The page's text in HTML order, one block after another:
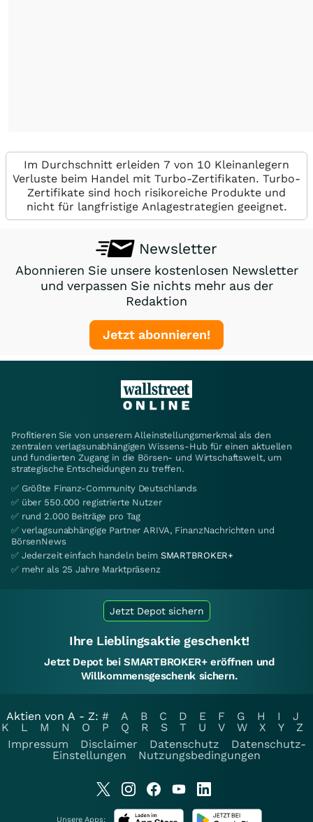
Im Durchschnitt erleiden 7 von 10 Kleinanlegern
Verluste beim Handel mit Turbo-Zertifikaten. Turbo-
Zertifikate sind hoch risikoreiche Produkte und
nicht für langfristige Anlagestrategien geeignet.
Newsletter
Abonnieren Sie unsere kostenlosen Newsletter
und verpassen Sie nichts mehr aus der
Redaktion
Jetzt abonnieren!
Profitieren Sie von unserem Alleinstellungsmerkmal als den
zentralen verlagsunabhängigen Wissens-Hub für einen aktuellen
und fundierten Zugang in die Börsen- und Wirtschaftswelt, um
strategische Entscheidungen zu treffen.
✅ Größte Finanz-Community Deutschlands
✅ über 550.000 registrierte Nutzer
✅ rund 2.000 Beiträge pro Tag
✅ verlagsunabhängige Partner ARIVA, FinanzNachrichten und
BörsenNews
✅ Jederzeit einfach handeln beim SMARTBROKER+
✅ mehr als 25 Jahre Marktpräsenz
Jetzt Depot sichern
Ihre Lieblingsaktie geschenkt!
Jetzt Depot bei SMARTBROKER+ eröffnen und
Willkommensgeschenk sichern.
Aktien von A - Z: # A B C D E F G H I
J
K
L M N O P Q R S T U V W X Y
Z
Impressum
Disclaimer Datenschutz
Datenschutz-
Einstellungen
Nutzungsbedingungen
Unsere Apps: